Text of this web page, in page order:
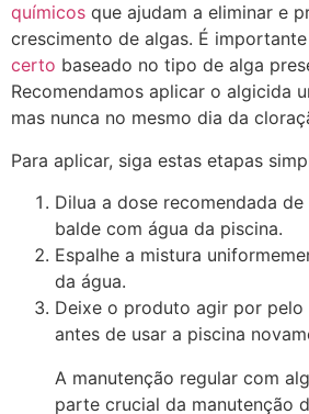
químicos que ajudam a eliminar e
crescimento de algas. É importante
certo baseado no tipo de alga
Recomendamos aplicar o algicida
mas nunca no mesmo dia da
Para aplicar, siga estas etapas
Dilua a dose recomendada
balde com água da piscina.
Espalhe a mistura
da água.
Deixe o produto agir por pelo
antes de usar a piscina
A manutenção regular com
parte crucial da manutenção